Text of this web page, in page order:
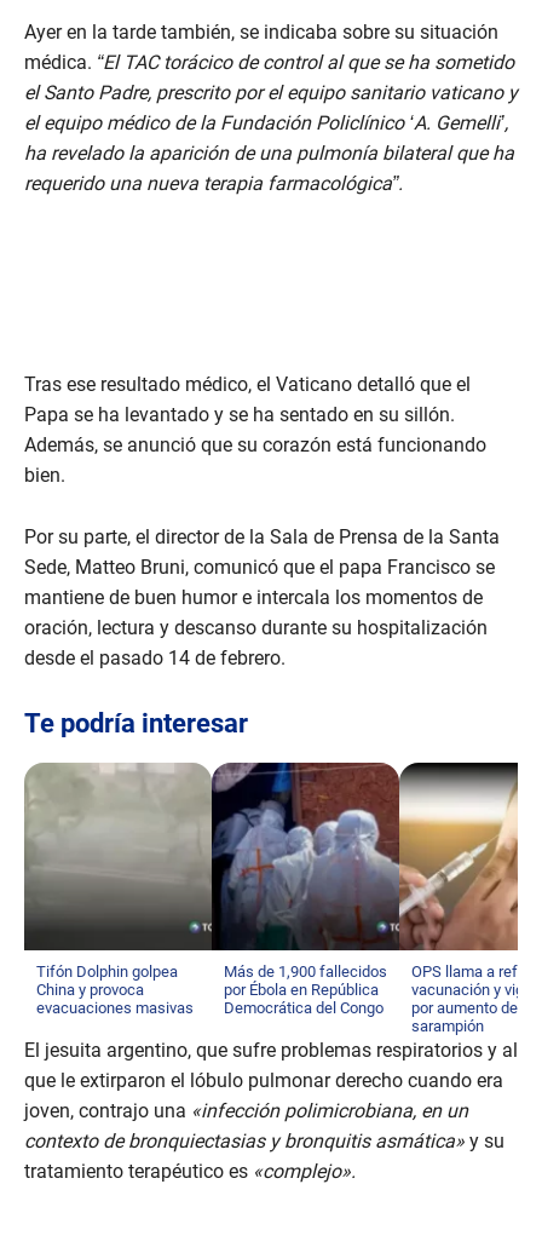
Ayer en la tarde también, se indicaba sobre su situación
médica. “El TAC torácico de control al que se ha sometido
el Santo Padre, prescrito por el equipo sanitario vaticano y
el equipo médico de la Fundación Policlínico ‘A. Gemelli’,
ha revelado la aparición de una pulmonía bilateral que ha
requerido una nueva terapia farmacológica”.
Tras ese resultado médico, el Vaticano detalló que el
Papa se ha levantado y se ha sentado en su sillón.
Además, se anunció que su corazón está funcionando
bien.
Por su parte, el director de la Sala de Prensa de la Santa
Sede, Matteo Bruni, comunicó que el papa Francisco se
mantiene de buen humor e intercala los momentos de
oración, lectura y descanso durante su hospitalización
desde el pasado 14 de febrero.
Te podría interesar
Tifón Dolphin golpea
China y provoca
evacuaciones masivas
Más de 1,900 fallecidos
por Ébola en República
Democrática del Congo
OPS llama a
vacunación y
por aumento de
sarampión
El jesuita argentino, que sufre problemas respiratorios y al
que le extirparon el lóbulo pulmonar derecho cuando era
joven, contrajo una «infección polimicrobiana, en un
contexto de bronquiectasias y bronquitis asmática» y su
tratamiento terapéutico es «complejo».